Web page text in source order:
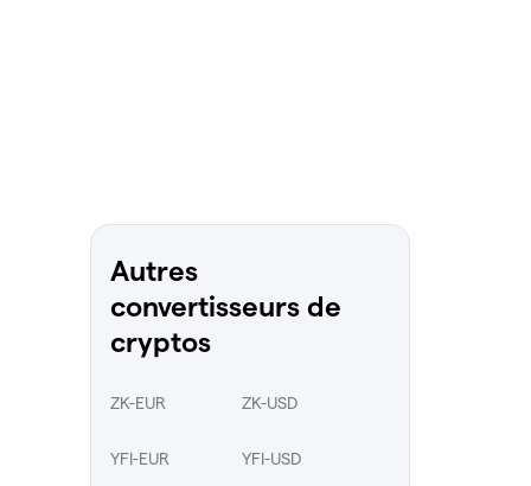
Autres
convertisseurs de
cryptos
ZK-EUR ZK-USD
YFI-EUR YFI-USD